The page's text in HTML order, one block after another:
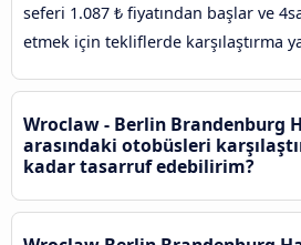
seferi 1.087 ₺ fiyatından başlar ve
etmek için tekliflerde karşılaştırma
Wroclaw - Berlin Brandenburg
arasındaki otobüsleri
kadar tasarruf edebilirim?